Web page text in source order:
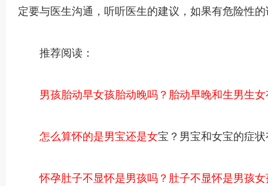
定要与医生沟通，听听医生的建议，如果有危险性
推荐阅读：
男孩胎动早女孩胎动晚吗？胎动早晚和生男生
怎么算怀的是男宝还是女宝？男宝和女宝的症
怀孕肚子不显怀是男孩吗？肚子不显怀是男孩